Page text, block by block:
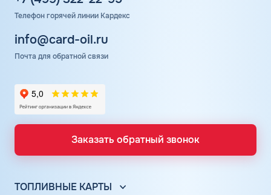
Телефон горячей линии Кардекс
info@card-oil.ru
Почта для обратной связи
Заказать обратный звонок
ТОПЛИВНЫЕ КАРТЫ